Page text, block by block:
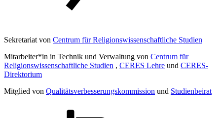
Sekretariat von Centrum für Religionswissenschaftliche Studien
Mitarbeiter*in in Technik und Verwaltung von Centrum für
Religionswissenschaftliche Studien , CERES Lehre und CERES-
Direktorium
Mitglied von Qualitätsverbesserungskommission und Studienbeirat